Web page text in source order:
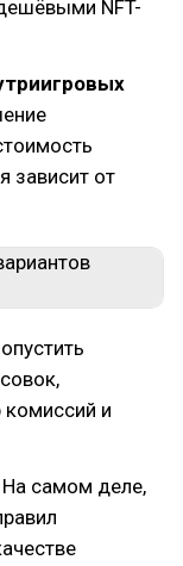
NFT-
зависит от
комиссий и
На самом деле,